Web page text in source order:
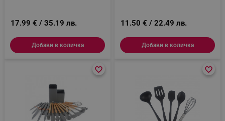
17.99 € / 35.19 лв.
Добави в количка
11.50 € / 22.49 лв.
Добави в количка
favorite_border
favorite_border favorite_border
favorite_border